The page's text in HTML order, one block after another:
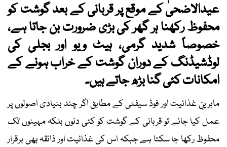
عیدالاضحیٰ کے موقع پر قربانی کے بعد گوشت کو
محفوظ رکھنا ہر گھر کی بڑی ضرورت بن جاتا ہے،
خصوصاً شدید گرمی، ہیٹ ویو اور بجلی کی
لوڈشیڈنگ کے دوران گوشت کے خراب ہونے کے
امکانات کئی گنا بڑھ جاتے ہیں۔
ماہرینِ غذائیت اور فوڈ سیفٹی کے مطابق اگر چند بنیادی اصولوں پر
عمل کیا جائے تو قربانی کے گوشت کو کئی دنوں بلکہ مہینوں تک
محفوظ رکھا جا سکتا ہے جبکہ اس کی غذائیت اور ذائقہ بھی برقرار